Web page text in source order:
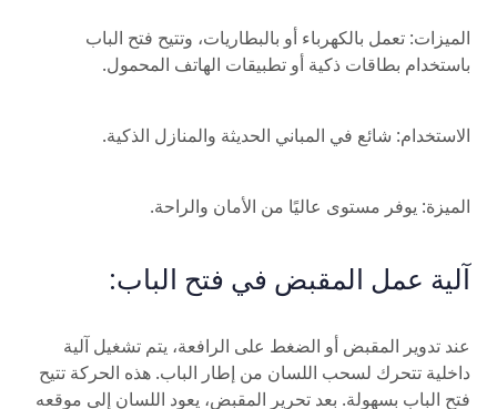
الميزات: تعمل بالكهرباء أو بالبطاريات، وتتيح فتح الباب
باستخدام بطاقات ذكية أو تطبيقات الهاتف المحمول.
الاستخدام: شائع في المباني الحديثة والمنازل الذكية.
الميزة: يوفر مستوى عاليًا من الأمان والراحة.
آلية عمل المقبض في فتح الباب:
عند تدوير المقبض أو الضغط على الرافعة، يتم تشغيل آلية
داخلية تتحرك لسحب اللسان من إطار الباب. هذه الحركة تتيح
فتح الباب بسهولة. بعد تحرير المقبض، يعود اللسان إلى موقعه